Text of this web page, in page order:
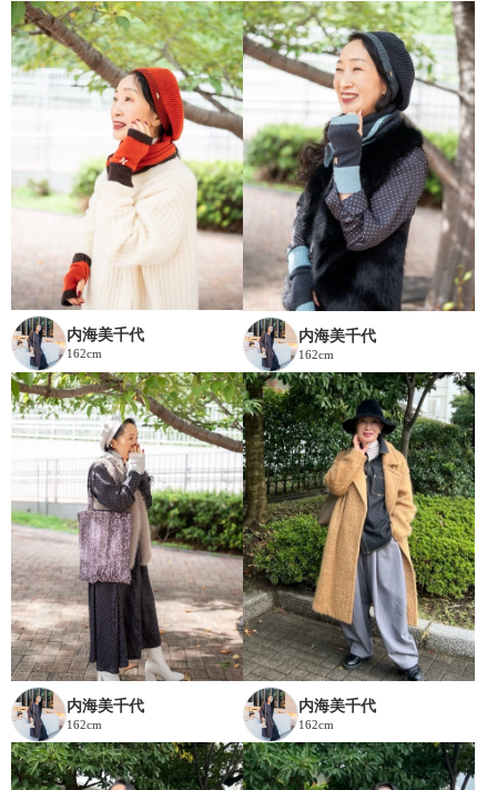
内海美千代
162cm
内海美千代
162cm
内海美千代
162cm
内海美千代
162cm